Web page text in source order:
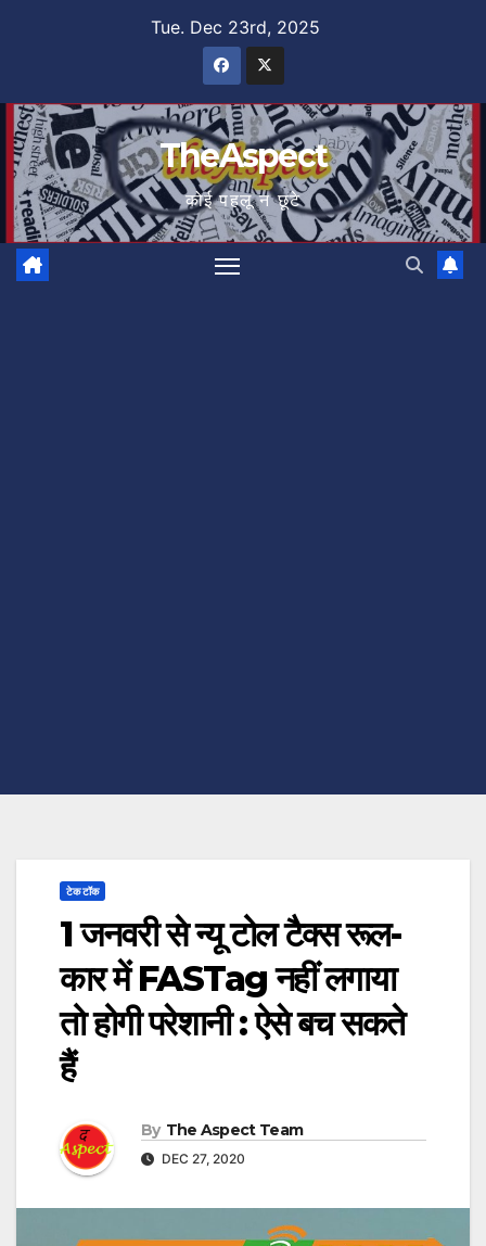
Tue. Dec 23rd, 2025
TheAspect
कोई पहलू न छूटे
टेक टॉक
1 जनवरी से न्यू टोल टैक्स रूल-
कार में FASTag नहीं लगाया
तो होगी परेशानी : ऐसे बच सकते
हैं
By The Aspect Team
DEC 27, 2020